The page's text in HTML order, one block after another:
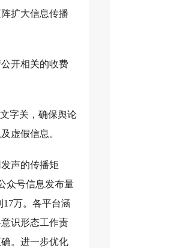
扩大信息传播
开相关的收费
字关，确保舆论
虚假信息。
声的传播矩
众号信息发布量
17万。各平台涵
识形态工作责
。进一步优化